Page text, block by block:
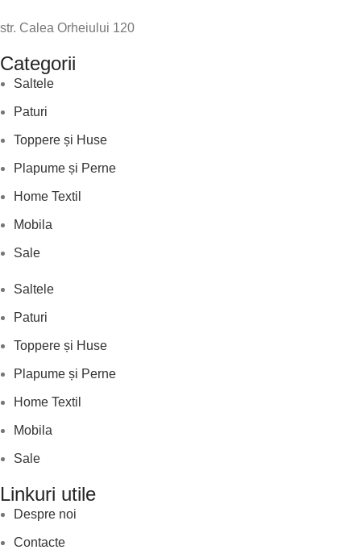
str. Calea Orheiului 120
Categorii
Saltele
Paturi
Toppere și Huse
Plapume și Perne
Home Textil
Mobila
Sale
Saltele
Paturi
Toppere și Huse
Plapume și Perne
Home Textil
Mobila
Sale
Linkuri utile
Despre noi
Contacte